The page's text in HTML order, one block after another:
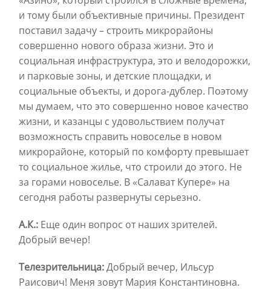
и тому были объективные причины. Президент
поставил задачу – строить микрорайоны
совершенно нового образа жизни. Это и
социальная инфраструктура, это и велодорожки,
и парковые зоны, и детские площадки, и
социальные объекты, и дорога-дублер. Поэтому
мы думаем, что это совершенно новое качество
жизни, и казанцы с удовольствием получат
возможность справить новоселье в новом
микрорайоне, который по комфорту превышает
то социальное жилье, что строили до этого. Не
за горами новоселье. В «Салават Купере» на
сегодня работы развернуты серьезно.
А.К.: Еще один вопрос от наших зрителей.
Добрый вечер!
Телезрительница:Добрый вечер, Ильсур
Раисович! Меня зовут Мария Константиновна.